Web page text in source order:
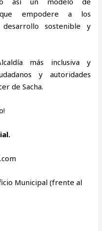
que empodere a los
sostenible y
más inclusiva y
y autoridades
de Sacha.
Municipal (frente al